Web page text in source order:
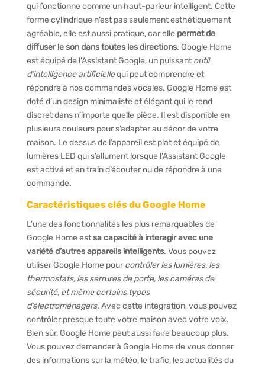
qui fonctionne comme un haut-parleur intelligent. Cette
forme cylindrique n’est pas seulement esthétiquement
agréable, elle est aussi pratique, car elle permet de
diffuser le son dans toutes les directions. Google Home
est équipé de l’Assistant Google, un puissant outil
d’intelligence artificiellequi peut comprendre et
répondre à nos commandes vocales. Google Home est
doté d’un design minimaliste et élégant qui le rend
discret dans n’importe quelle pièce. Il est disponible en
plusieurs couleurs pour s’adapter au décor de votre
maison. Le dessus de l’appareil est plat et équipé de
lumières LED qui s’allument lorsque l’Assistant Google
est activé et en train d’écouter ou de répondre à une
commande.
Caractéristiques clés du Google Home
L’une des fonctionnalités les plus remarquables de
Google Home estsa capacité à interagir avec une
variété d’autres appareils intelligents. Vous pouvez
utiliser Google Home pourcontrôler les lumières, les
thermostats, les serrures de porte, les caméras de
sécurité, et même certains types
d’électroménagers. Avec cette intégration, vous pouvez
contrôler presque toute votre maison avec votre voix.
Bien sûr, Google Home peut aussi faire beaucoup plus.
Vous pouvez demander à Google Home de vous donner
des informations sur la météo, le trafic, les actualités du